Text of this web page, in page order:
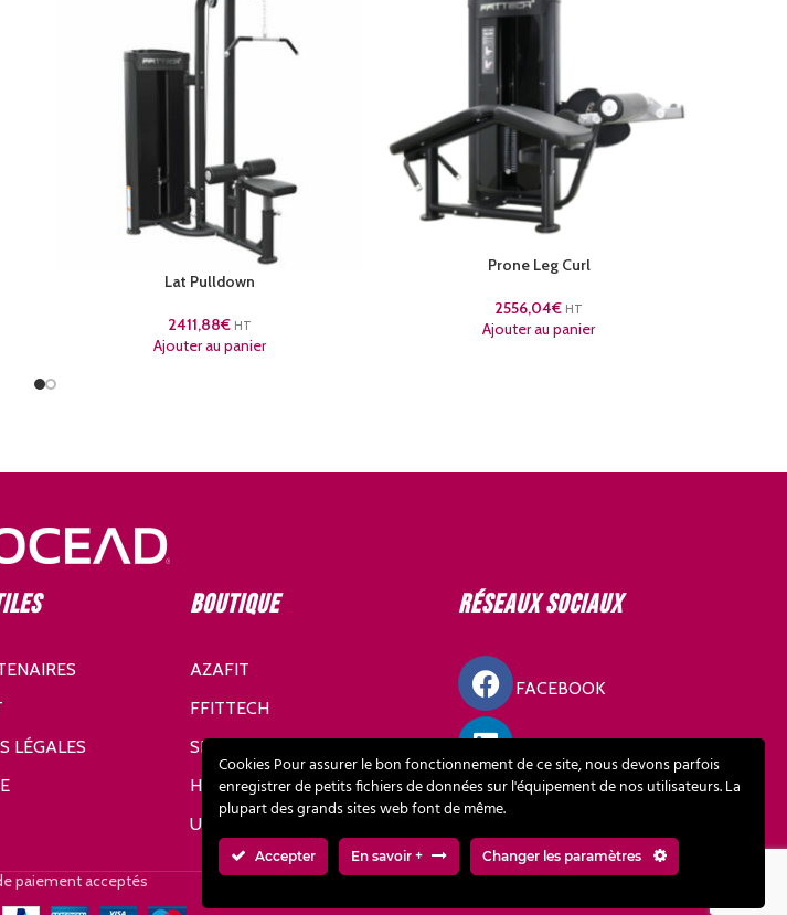
Lat Pulldown
2411,88€ HT
Ajouter au panier
Prone Leg Curl
2556,04€ HT
Ajouter au panier
LÉGALES
Boutique
AZAFIT
FFITTECH
SDHE
HURIC
UNDER ARMOUR
Réseaux sociaux
FACEBOOK
paiement acceptés
Cookies Pour assurer le bon fonctionnement de ce site, nous devons parfois
enregistrer de petits fichiers de données sur l'équipement de nos utilisateurs. La
plupart des grands sites web font de même.
Accepter En savoir + Changer les paramètres